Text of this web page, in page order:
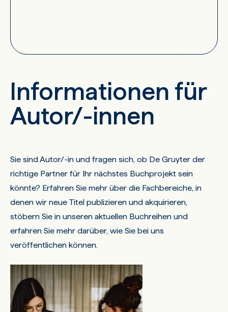
Informationen für
Autor/-innen
Sie sind Autor/-in und fragen sich, ob De Gruyter der
richtige Partner für Ihr nächstes Buchprojekt sein
könnte? Erfahren Sie mehr über die Fachbereiche, in
denen wir neue Titel publizieren und akquirieren,
stöbern Sie in unseren aktuellen Buchreihen und
erfahren Sie mehr darüber, wie Sie bei uns
veröffentlichen können.